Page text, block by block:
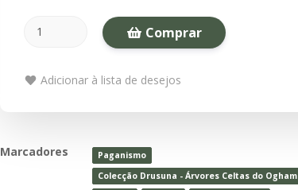
Comprar
Adicionar à lista de desejos
Marcadores
Paganismo
Colecção Drusuna - Árvores Celtas do Ogham